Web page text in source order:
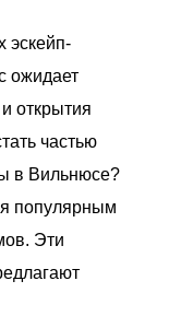
эскейп-
ожидает
открытия
частью
в Вильнюсе?
популярным
Эти